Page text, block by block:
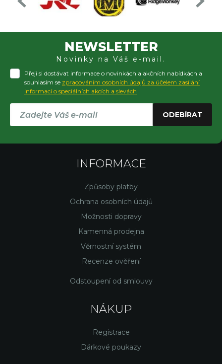
NEWSLETTER
Novinky na Váš e-mail.
Přeji si dostávat informace o novinkách a akčních nabídkách a
souhlasím se zpracováním osobních údajů za účelem zasílání
informací o speciálních akcích a slevách
ODEBÍRAT
INFORMACE
Způsoby platby
Ochrana osobních údajů
Možnosti dopravy
Kamenná prodejna
Věrnostní systém
Recenze ověření
Odstoupení od smlouvy
NÁKUP
Registrace
Dárkové poukazy